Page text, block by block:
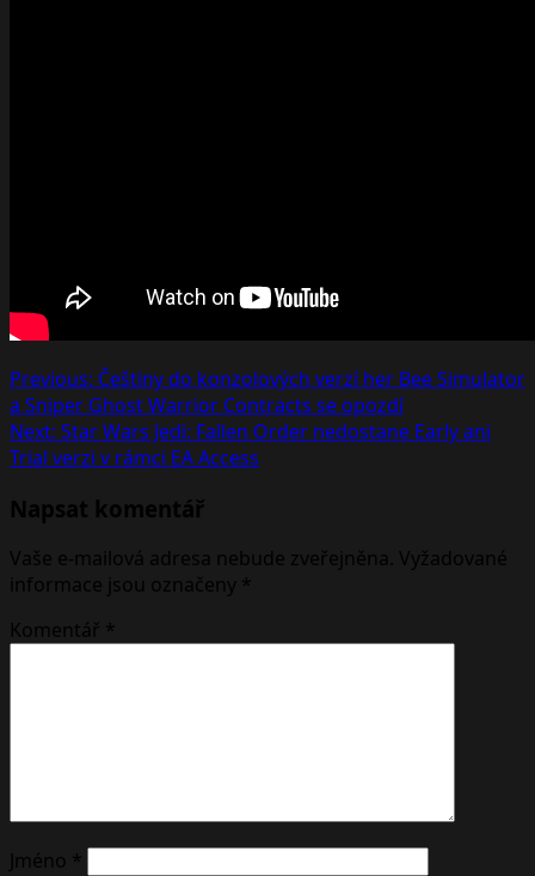
Post
navigation
Previous: Češtiny do konzolových verzí her Bee Simulator
a Sniper Ghost Warrior Contracts se opozdí
Next: Star Wars Jedi: Fallen Order nedostane Early ani
Trial verzi v rámci EA Access
Napsat komentář
Vaše e-mailová adresa nebude zveřejněna. Vyžadované
informace jsou označeny *
Komentář *
Jméno *